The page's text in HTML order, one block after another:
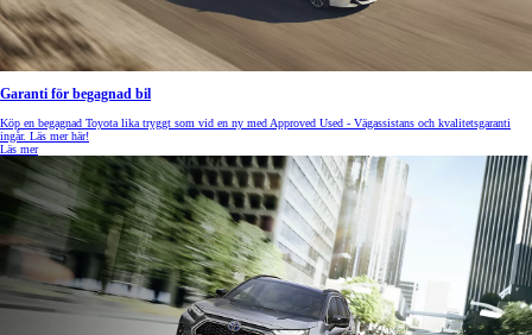
Garanti för begagnad bil
Köp en begagnad Toyota lika tryggt som vid en ny med Approved Used - Vägassistans och kvalitetsgaranti
ingår. Läs mer här!
Läs mer